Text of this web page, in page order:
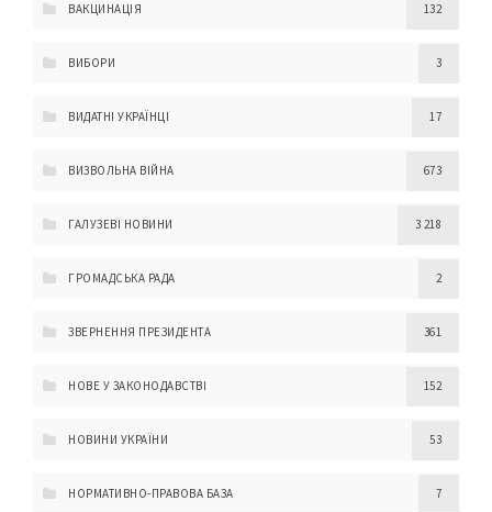
ВАКЦИНАЦІЯ 132
ВИБОРИ 3
ВИДАТНІ УКРАЇНЦІ 17
ВИЗВОЛЬНА ВІЙНА 673
ГАЛУЗЕВІ НОВИНИ 3 218
ГРОМАДСЬКА РАДА 2
ЗВЕРНЕННЯ ПРЕЗИДЕНТА 361
НОВЕ У ЗАКОНОДАВСТВІ 152
НОВИНИ УКРАЇНИ 53
НОРМАТИВНО-ПРАВОВА БАЗА 7